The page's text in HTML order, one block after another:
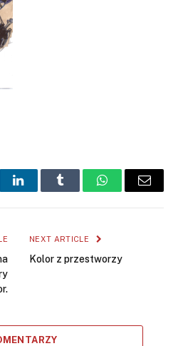
LinkedInTumblr WhatsAppEmail
NEXT ARTICLE
Kolor z przestworzy